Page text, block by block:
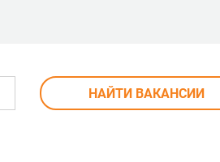
НАЙТИ ВАКАНСИИ